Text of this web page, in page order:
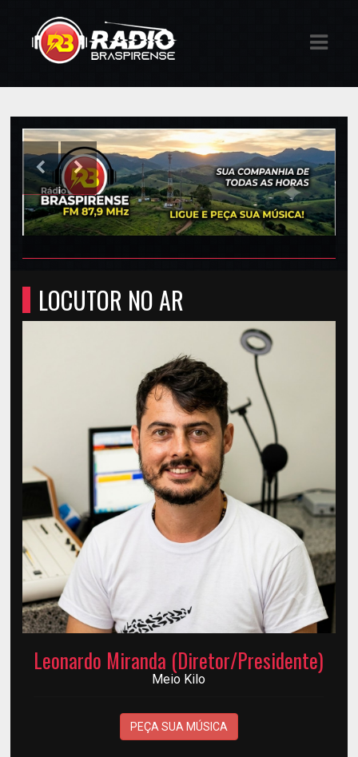
LOCUTOR NO AR
Leonardo Miranda (Diretor/Presidente)
Meio Kilo
PEÇA SUA MÚSICA